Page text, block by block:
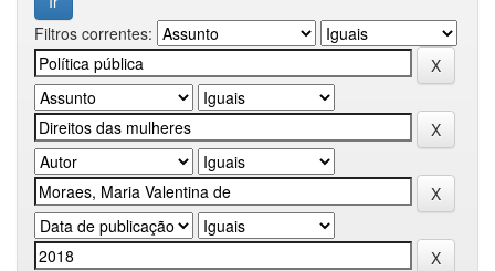
Filtros correntes: